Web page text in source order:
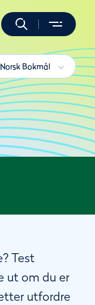
Norsk Bokmål
Test
ut om du er
utfordre